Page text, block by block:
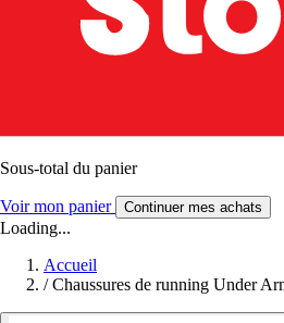
Sous-total du panier
Voir mon panier Continuer mes achats
Loading...
Accueil
/ Chaussures de running Under